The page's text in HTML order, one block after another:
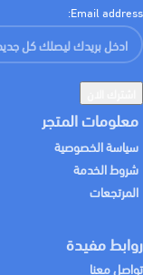
Email address:
معلومات المتجر
سياسة الخصوصية
شروط الخدمة
المرتجعات
روابط مفيدة
تواصل معنا